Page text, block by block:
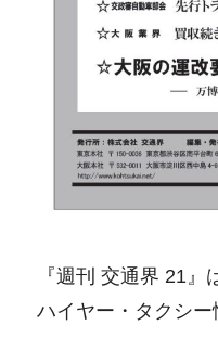
『週刊 交通界 21』
ハイヤー・タクシー